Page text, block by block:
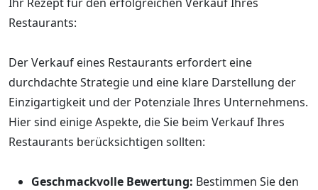
Restaurants:
Der Verkauf eines Restaurants erfordert eine
durchdachte Strategie und eine klare Darstellung der
Einzigartigkeit und der Potenziale Ihres Unternehmens.
Hier sind einige Aspekte, die Sie beim Verkauf Ihres
Restaurants berücksichtigen sollten:
Geschmackvolle Bewertung: Bestimmen Sie den